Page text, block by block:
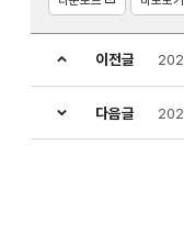
이전글
다음글